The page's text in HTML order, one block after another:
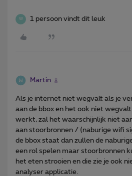
W 1 persoon vindt dit leuk
Martin
Als je internet niet wegvalt als je
aan de bbox en het ook niet
werkt, zal het waarschijnlijk niet
aan stoorbronnen / (naburige wifi
de bbox staat dan zullen de
een rol spelen maar stoorbronnen
het eten strooien en die zie je ook
analyser applicatie.